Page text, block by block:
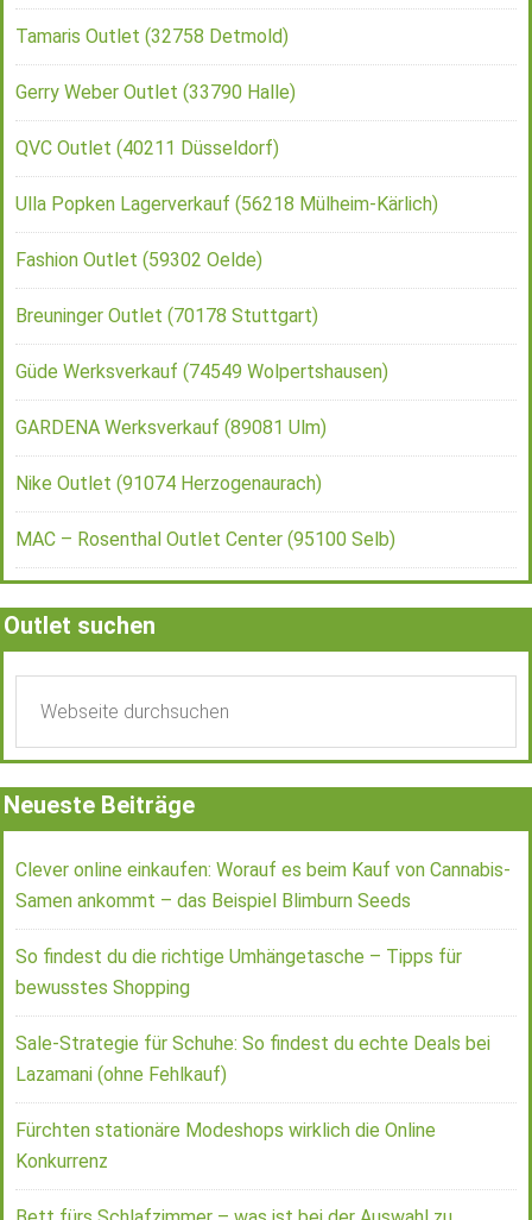
Tamaris Outlet (32758 Detmold)
Gerry Weber Outlet (33790 Halle)
QVC Outlet (40211 Düsseldorf)
Ulla Popken Lagerverkauf (56218 Mülheim-Kärlich)
Fashion Outlet (59302 Oelde)
Breuninger Outlet (70178 Stuttgart)
Güde Werksverkauf (74549 Wolpertshausen)
GARDENA Werksverkauf (89081 Ulm)
Nike Outlet (91074 Herzogenaurach)
MAC – Rosenthal Outlet Center (95100 Selb)
Outlet suchen
Neueste Beiträge
Clever online einkaufen: Worauf es beim Kauf von Cannabis-
Samen ankommt – das Beispiel Blimburn Seeds
So findest du die richtige Umhängetasche – Tipps für
bewusstes Shopping
Sale-Strategie für Schuhe: So findest du echte Deals bei
Lazamani (ohne Fehlkauf)
Fürchten stationäre Modeshops wirklich die Online
Konkurrenz